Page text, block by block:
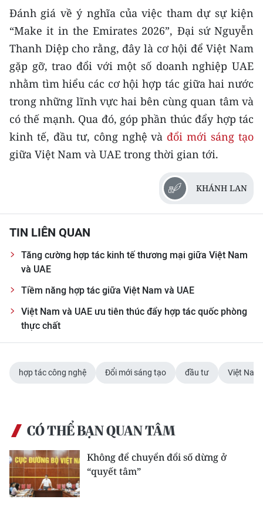
中文
FRANÇAIS
РУССКИЙ
ESPAÑOL
한국어
Đánh giá về ý nghĩa của việc tham dự sự kiện
“Make it in the Emirates 2026”, Đại sứ Nguyễn
Thanh Diệp cho rằng, đây là cơ hội để Việt Nam
gặp gỡ, trao đổi với một số doanh nghiệp UAE
nhằm tìm hiểu các cơ hội hợp tác giữa hai nước
trong những lĩnh vực hai bên cùng quan tâm và
có thế mạnh. Qua đó, góp phần thúc đẩy hợp tác
kinh tế, đầu tư, công nghệ và đổi mới sáng tạo
giữa Việt Nam và UAE trong thời gian tới.
KHÁNH LAN
TIN LIÊN QUAN
Tăng cường hợp tác kinh tế thương mại giữa Việt Nam
và UAE
Tiềm năng hợp tác giữa Việt Nam và UAE
Việt Nam và UAE ưu tiên thúc đẩy hợp tác quốc phòng
thực chất
hợp tác công nghệ Đổi mới sáng tạo đầu tư Việt
CÓ THỂ BẠN QUAN TÂM
Không để chuyển đổi số dừng ở
“quyết tâm”